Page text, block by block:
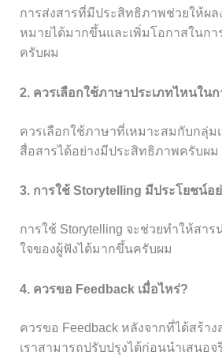
การส่งสารที่มีประสิทธิภาพช่วยให้ผล
หมายได้มากขึ้นและเพิ่มโอกาสในกา
ครับผม
2. ควรเลือกใช้ภาษาประเภทไหนในก
ควรเลือกใช้ภาษาที่เหมาะสมกับกลุ่ม
สื่อสารได้อย่างมีประสิทธิภาพครับผม
3. การใช้ Storytelling มีประโยชน์อย่
การใช้ Storytelling จะช่วยทำให้สา
ใจของผู้ฟังได้มากขึ้นครับผม
4. ควรขอ Feedback เมื่อไหร่?
ควรขอ Feedback หลังจากที่ได้สร้าง
เราสามารถปรับปรุงได้ก่อนนำเสนอจ